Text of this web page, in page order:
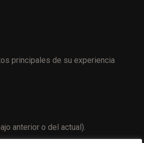
principales de su experiencia
anterior o del actual).